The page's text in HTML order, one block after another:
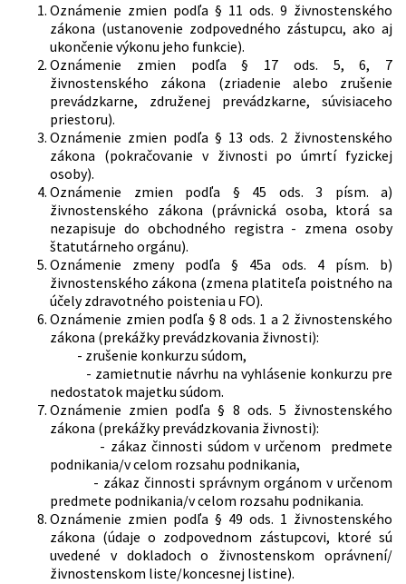
Oznámenie zmien podľa § 11 ods. 9 živnostenského
zákona (ustanovenie zodpovedného zástupcu, ako aj
ukončenie výkonu jeho funkcie).
Oznámenie zmien podľa § 17 ods. 5, 6, 7
živnostenského zákona (zriadenie alebo zrušenie
prevádzkarne, združenej prevádzkarne, súvisiaceho
priestoru).
Oznámenie zmien podľa § 13 ods. 2 živnostenského
zákona (pokračovanie v živnosti po úmrtí fyzickej
osoby).
Oznámenie zmien podľa § 45 ods. 3 písm. a)
živnostenského zákona (právnická osoba, ktorá sa
nezapisuje do obchodného registra - zmena osoby
štatutárneho orgánu).
Oznámenie zmeny podľa § 45a ods. 4 písm. b)
živnostenského zákona (zmena platiteľa poistného na
účely zdravotného poistenia u FO).
Oznámenie zmien podľa § 8 ods. 1 a 2 živnostenského
zákona (prekážky prevádzkovania živnosti):
- zrušenie konkurzu súdom,
- zamietnutie návrhu na vyhlásenie konkurzu pre
nedostatok majetku súdom.
Oznámenie zmien podľa § 8 ods. 5 živnostenského
zákona (prekážky prevádzkovania živnosti):
- zákaz činnosti súdom v určenom predmete
podnikania/v celom rozsahu podnikania,
- zákaz činnosti správnym orgánom v určenom
predmete podnikania/v celom rozsahu podnikania.
Oznámenie zmien podľa § 49 ods. 1 živnostenského
zákona (údaje o zodpovednom zástupcovi, ktoré sú
uvedené v dokladoch o živnostenskom oprávnení/
živnostenskom liste/koncesnej listine).